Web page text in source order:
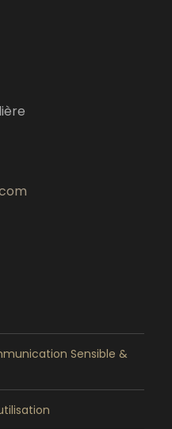
Sensible &